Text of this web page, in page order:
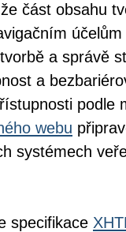
část obsahu
a správě
a
podle
webu
systémech
specifikace